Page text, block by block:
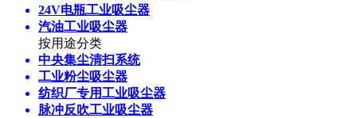
24V电瓶工业吸尘器
汽油工业吸尘器
按用途分类
中央集尘清扫系统
工业粉尘吸尘器
纺织厂专用工业吸尘器
脉冲反吹工业吸尘器